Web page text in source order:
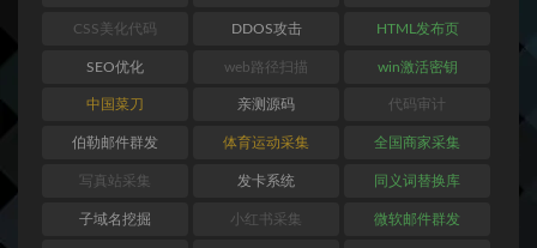
CSS美化代码 DDOS攻击 HTML发布页
SEO优化 web路径扫描 win激活密钥
中国菜刀 亲测源码 代码审计
伯勒邮件群发 体育运动采集 全国商家采集
写真站采集 发卡系统 同义词替换库
子域名挖掘 小红书采集 微软邮件群发